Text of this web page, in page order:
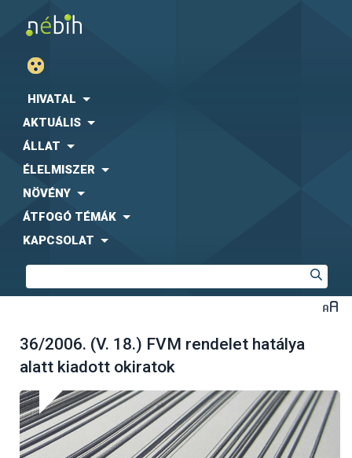
HIVATAL
AKTUÁLIS
ÁLLAT
ÉLELMISZER
NÖVÉNY
ÁTFOGÓ TÉMÁK
KAPCSOLAT
36/2006. (V. 18.) FVM rendelet hatálya
alatt kiadott okiratok